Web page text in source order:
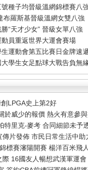
種子均晉級溫網錦標賽八
布羅斯基晉級溫網女雙八強
“天才少女” 晉級女單八強
員重返世界大運會賽場
運動會第五比賽日金牌速
學生女足點球大戰告負無
LPGA史上第2好
於威少的報價 熱火有意參
特里克-麥考 合同細節未予
片發佈 市民日常生活中助
標賽瀋陽開賽 楊洋百米飛
16國友人暢想武漢軍運會